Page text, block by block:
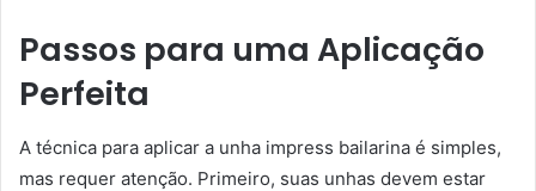
Passos para uma Aplicação
Perfeita
A técnica para aplicar a unha impress bailarina é simples,
mas requer atenção. Primeiro, suas unhas devem estar